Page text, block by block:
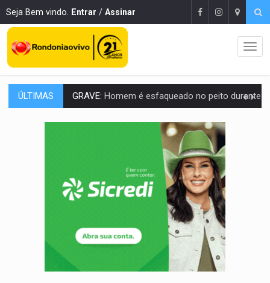
Seja Bem vindo. Entrar / Assinar
ÚLTIMAS VÍDEO:Denarc e Receita Federal apreendem 12 kg de skunk e arma que
OPERAÇÃO DA PC:Membros do CV são presos com armas e drogas após
Espetáculo As Marias Somos Nós será
Três são presos após furto de motocicleta em frente
CELEBRAÇÃO:Cerejeiras completa 43 anos de emancipação com
Anvisa desmente boato sobre presença de plástico ou
VÍDEO:Pitbulls fogem de residência e atacam casal de idosos
AÇÃO CONJUNTA:Forças policiais apreendem cerca de 1kg de